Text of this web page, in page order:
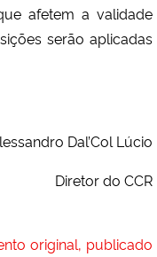
afetem a validade
serão aplicadas
Dal’Col Lúcio
Diretor do CCR
original, publicado